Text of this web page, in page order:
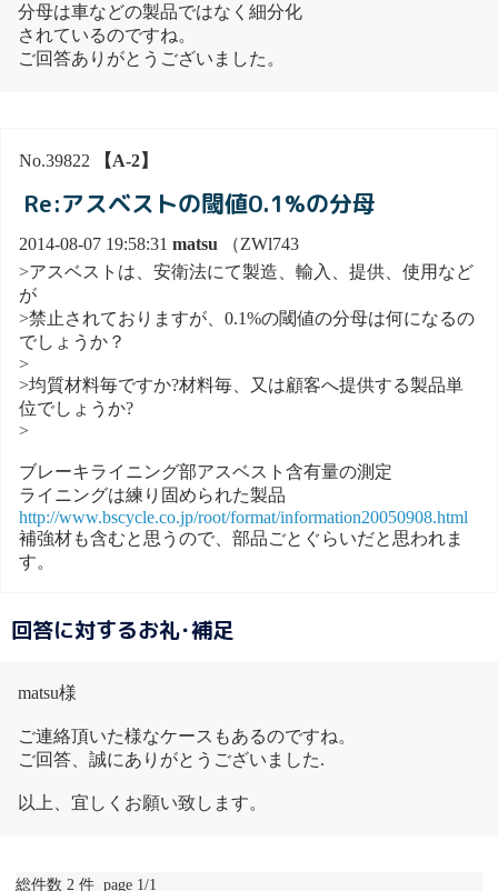
分母は車などの製品ではなく細分化
されているのですね。
ご回答ありがとうございました。
No.39822 【A-2】
Re:アスベストの閾値0.1%の分母
2014-08-07 19:58:31 matsu （ZWl743
>アスベストは、安衛法にて製造、輸入、提供、使用など
が
>禁止されておりますが、0.1%の閾値の分母は何になるの
でしょうか？
>
>均質材料毎ですか?材料毎、又は顧客へ提供する製品単
位でしょうか?
>
ブレーキライニング部アスベスト含有量の測定
ライニングは練り固められた製品
http://www.bscycle.co.jp/root/format/information20050908.html
補強材も含むと思うので、部品ごとぐらいだと思われま
す。
回答に対するお礼･補足
matsu様
ご連絡頂いた様なケースもあるのですね。
ご回答、誠にありがとうございました.
以上、宜しくお願い致します。
総件数 2 件 page 1/1